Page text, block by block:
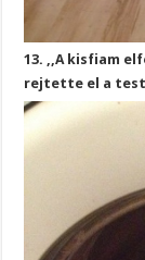
13. ,,A kisfiam
rejtette el a